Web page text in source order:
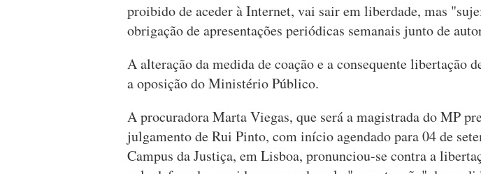
proibido de aceder à Internet, vai sair em liberdade, mas
obrigação de apresentações periódicas semanais junto de
A alteração da medida de coação e a consequente libertação
a oposição do Ministério Público.
A procuradora Marta Viegas, que será a magistrada do MP
julgamento de Rui Pinto, com início agendado para 04 de
Campus da Justiça, em Lisboa, pronunciou-se contra a